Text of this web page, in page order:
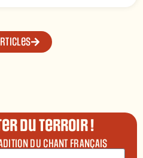
du terroir !
DU CHANT FRANÇAIS